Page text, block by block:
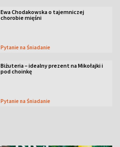
Ewa Chodakowska o tajemniczej
chorobie mięśni
Pytanie na Śniadanie
Biżuteria – idealny prezent na Mikołajki i
pod choinkę
Pytanie na Śniadanie